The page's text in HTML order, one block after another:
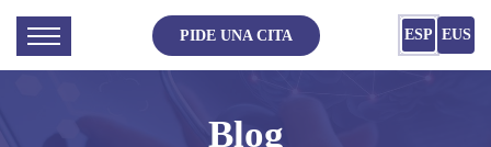
PIDE UNA CITA ESP EUS